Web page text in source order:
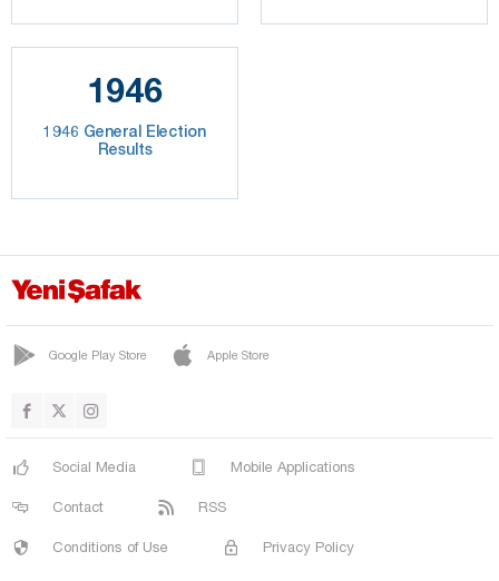
1946
1946 General Election
Results
Google Play Store Apple Store
Social Media Mobile Applications
Contact RSS
Conditions of Use Privacy Policy